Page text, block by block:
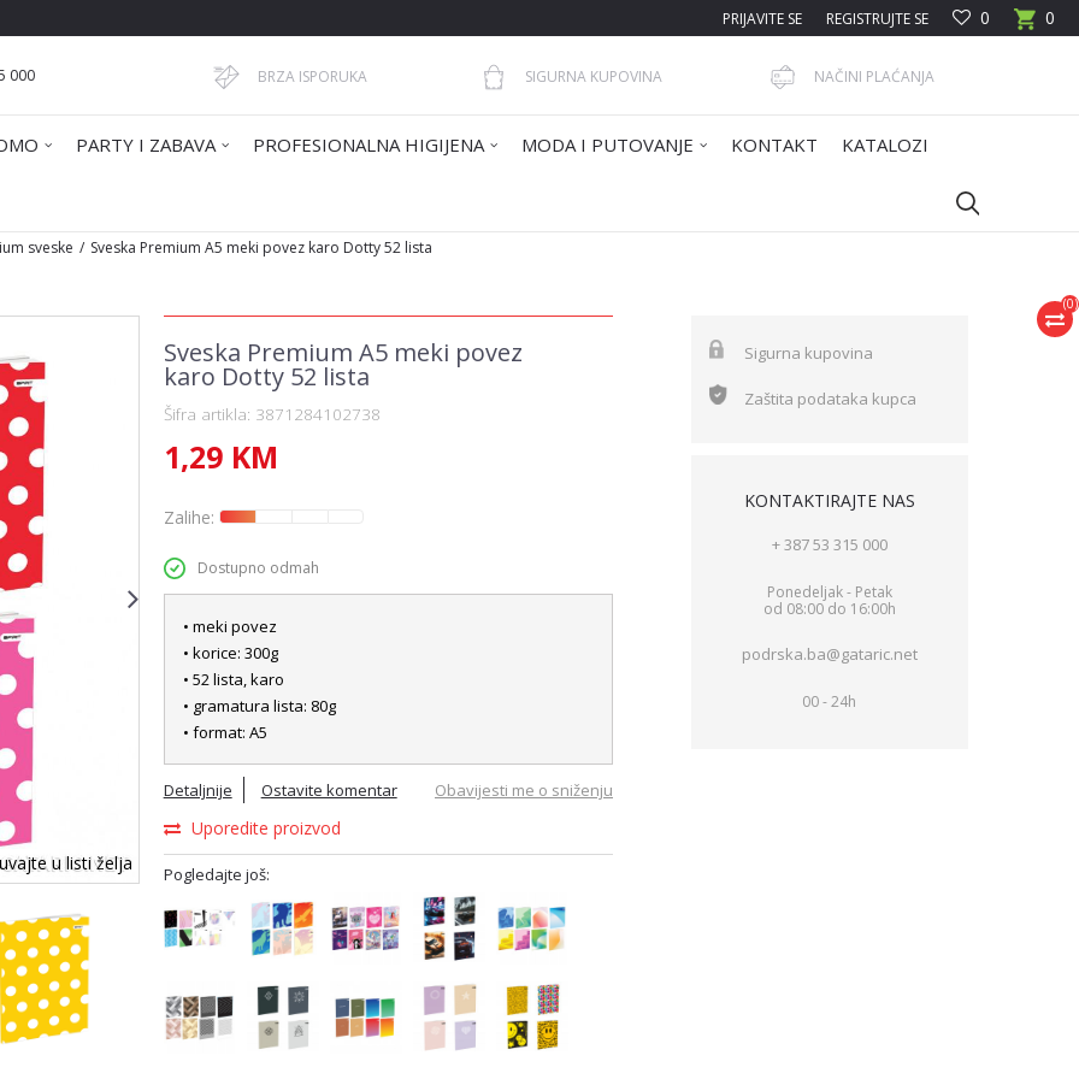
0
0
PRIJAVITE SE REGISTRUJTE SE
000 BRZA ISPORUKA SIGURNA KUPOVINA NAČINI PLAĆANJA
PARTY I ZABAVA PROFESIONALNA HIGIJENA MODA I PUTOVANJE KONTAKT KATALOZI
(0)
sveske Sveska Premium A5 meki povez karo Dotty 52 lista
u listi želja
Sveska Premium A5 meki povez
karo Dotty 52 lista
Šifra artikla: 3871284102738
1,29 KM
Zalihe:
Dostupno odmah
• meki povez
• korice: 300g
• 52 lista, karo
• gramatura lista: 80g
• format: A5
Detaljnije Ostavite komentar
Uporedite proizvod
Obavijesti me o sniženju
Pogledajte još:
Sigurna kupovina
Zaštita podataka kupca
KONTAKTIRAJTE NAS
+ 387 53 315 000
Ponedeljak - Petak
od 08:00 do 16:00h
podrska.ba@gataric.net
00 - 24h